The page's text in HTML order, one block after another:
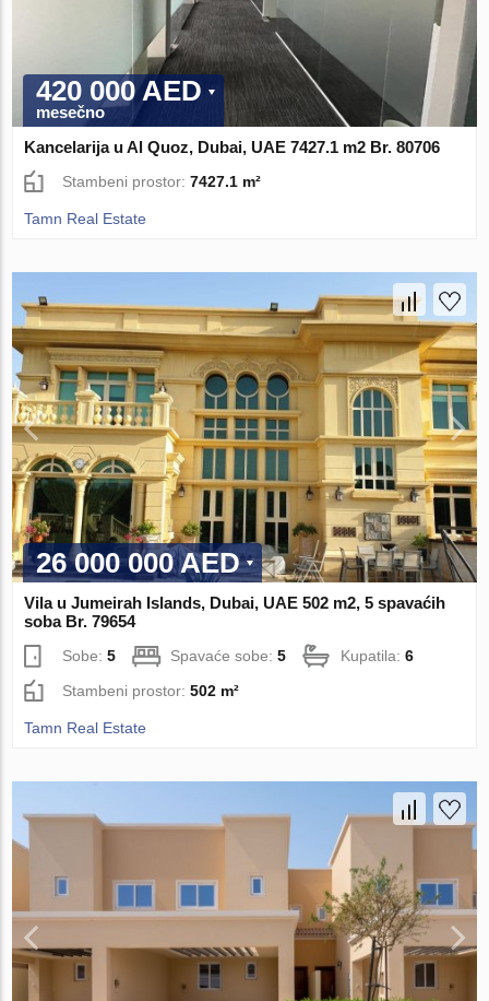
420 000 AED
mesečno
Kancelarija u Al Quoz, Dubai, UAE 7427.1 m2 Br. 80706
Stambeni prostor:7427.1 m²
Tamn Real Estate
26 000 000 AED
Vila u Jumeirah Islands, Dubai, UAE 502 m2, 5 spavaćih
soba Br. 79654
Sobe:5 Spavaće sobe:5 Kupatila:6
Stambeni prostor:502 m²
Tamn Real Estate